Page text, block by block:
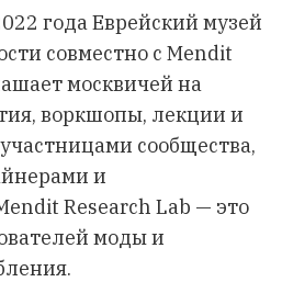
года Еврейский музей
совместно с Mendit
москвичей на
воркшопы, лекции и
сообщества,
и
Research Lab — это
моды и